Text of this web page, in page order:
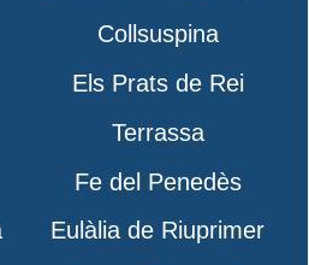
Collsuspina
Els Prats de Rei
Terrassa
Fe del Penedès
Eulàlia de Riuprimer